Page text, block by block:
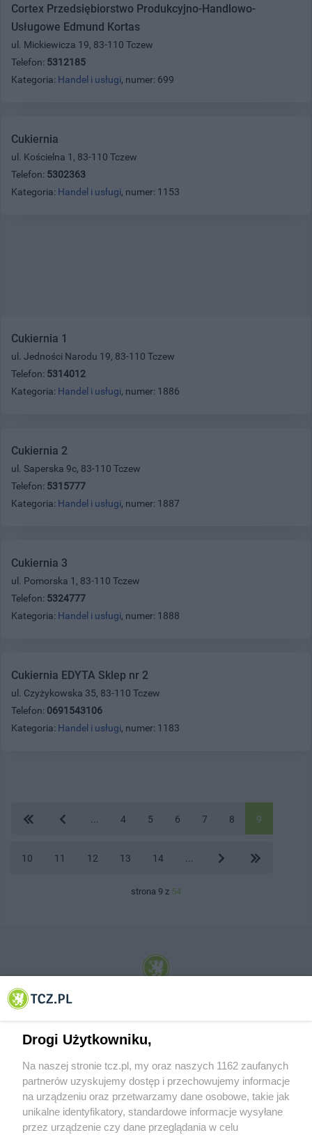
Cortex Przedsiębiorstwo Produkcyjno-Handlowo-
Usługowe Edmund Kortas
ul. Mickiewicza 19, 83-110 Tczew
Telefon: 5312185
Kategoria: Handel i usługi, numer: 699
Cukiernia
ul. Kościelna 1, 83-110 Tczew
Telefon: 5302363
Kategoria: Handel i usługi, numer: 1153
Cukiernia 1
ul. Jedności Narodu 19, 83-110 Tczew
Telefon: 5314012
Kategoria: Handel i usługi, numer: 1886
Cukiernia 2
ul. Saperska 9c, 83-110 Tczew
Telefon: 5315777
Kategoria: Handel i usługi, numer: 1887
Cukiernia 3
ul. Pomorska 1, 83-110 Tczew
Telefon: 5324777
Kategoria: Handel i usługi, numer: 1888
Cukiernia EDYTA Sklep nr 2
ul. Czyżykowska 35, 83-110 Tczew
Telefon: 0691543106
Kategoria: Handel i usługi, numer: 1183
4 5 6 7 8 9
10 11 12 13 14
strona 9 z 54
© 2001-2026 Tczew - TCZ.PL Sp. z o.o. Internetowy Serwis Informacyjny Miasta
Drogi Użytkowniku,
Na naszej stronie tcz.pl, my oraz naszych 1162 zaufanych
partnerów uzyskujemy dostęp i przechowujemy informacje
na urządzeniu oraz przetwarzamy dane osobowe, takie jak
unikalne identyfikatory, standardowe informacje wysyłane
przez urządzenie czy dane przeglądania w celu